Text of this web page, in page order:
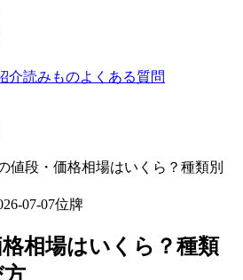
介読みものよくある質問
値段・価格相場はいくら？種類別
07-07位牌
相場はいくら？種類
方